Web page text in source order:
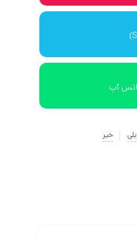
آپ
بلی خیر